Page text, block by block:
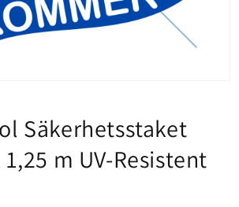
Säkerhetsstaket
m UV-Resistent